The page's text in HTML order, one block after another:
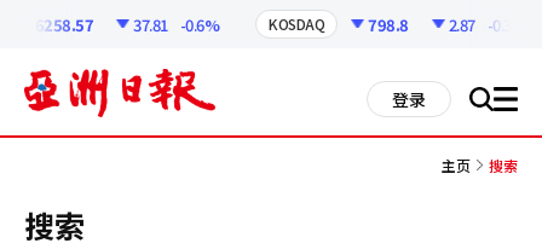
6258.57 37.81 -0.6% KOSDAQ 798.8 2.87 -0.36%
登录 搜 all
主页 搜索
搜索